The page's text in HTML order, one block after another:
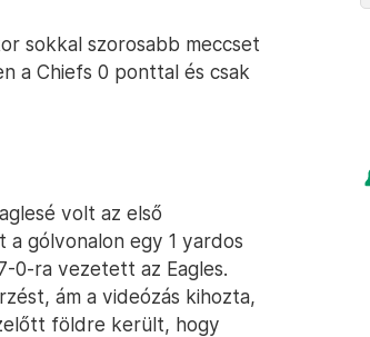
sokkal szorosabb meccset
a Chiefs 0 ponttal és csak
volt az első
gólvonalon egy 1 yardos
0-ra vezetett az Eagles.
ám a videózás kihozta,
földre került, hogy